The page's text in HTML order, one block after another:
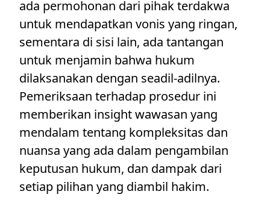
ada permohonan dari pihak terdakwa
untuk mendapatkan vonis yang ringan,
sementara di sisi lain, ada tantangan
untuk menjamin bahwa hukum
dilaksanakan dengan seadil-adilnya.
Pemeriksaan terhadap prosedur ini
memberikan insight wawasan yang
mendalam tentang kompleksitas dan
nuansa yang ada dalam pengambilan
keputusan hukum, dan dampak dari
setiap pilihan yang diambil hakim.